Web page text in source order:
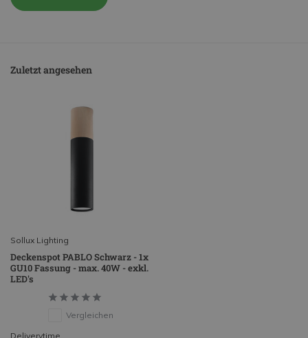
Zuletzt angesehen
Sollux Lighting
Deckenspot PABLO Schwarz - 1x
GU10 Fassung - max. 40W - exkl.
LED's
Vergleichen
Deliverytime